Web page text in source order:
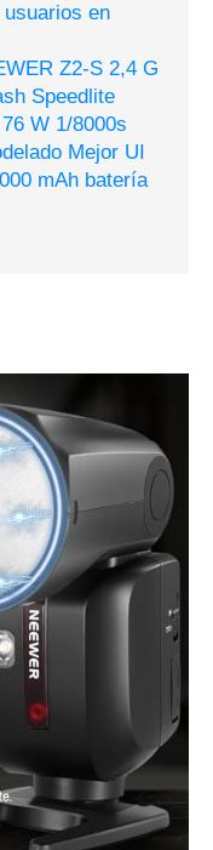
en
Z2-S 2,4 G
Speedlite
W 1/8000s
Mejor UI
mAh batería